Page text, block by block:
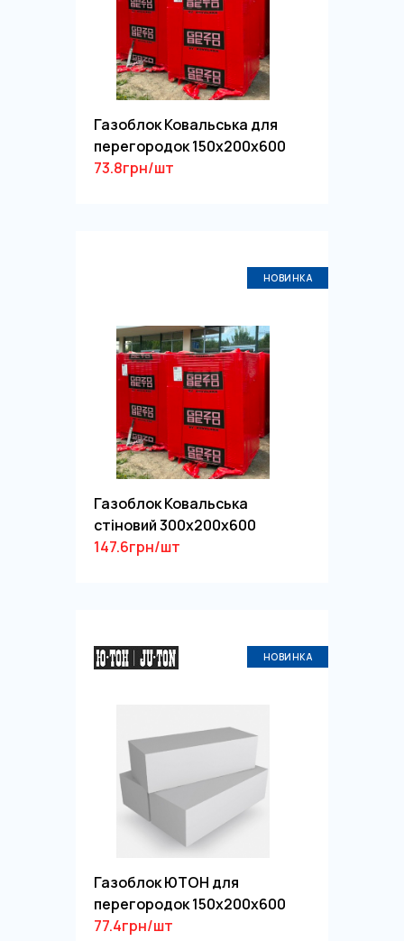
Газоблок Ковальська для
перегородок 150х200х600
73.8грн/шт
НОВИНКА
Газоблок Ковальська
стіновий 300х200х600
147.6грн/шт
НОВИНКА
Газоблок ЮТОН для
перегородок 150х200х600
77.4грн/шт